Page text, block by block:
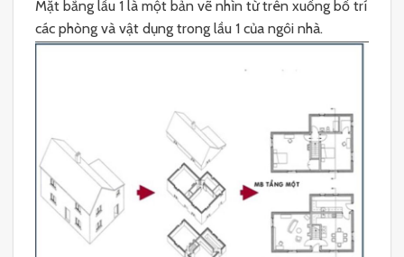
Mặt bằng lầu 1 là một bản vẽ nhìn từ trên xuống bố trí
các phòng và vật dụng trong lầu 1 của ngôi nhà.